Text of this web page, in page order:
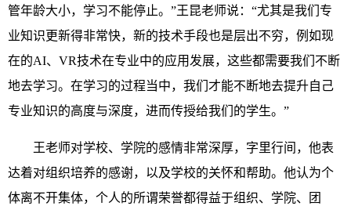
管年龄大小，学习不能停止。”王昆老师说：“尤其是我们专
业知识更新得非常快，新的技术手段也是层出不穷，例如现
在的AI、VR技术在专业中的应用发展，这些都需要我们不断
地去学习。在学习的过程当中，我们才能不断地去提升自己
专业知识的高度与深度，进而传授给我们的学生。”
王老师对学校、学院的感情非常深厚，字里行间，他表
达着对组织培养的感谢，以及学校的关怀和帮助。他认为个
体离不开集体，个人的所谓荣誉都得益于组织、学院、团